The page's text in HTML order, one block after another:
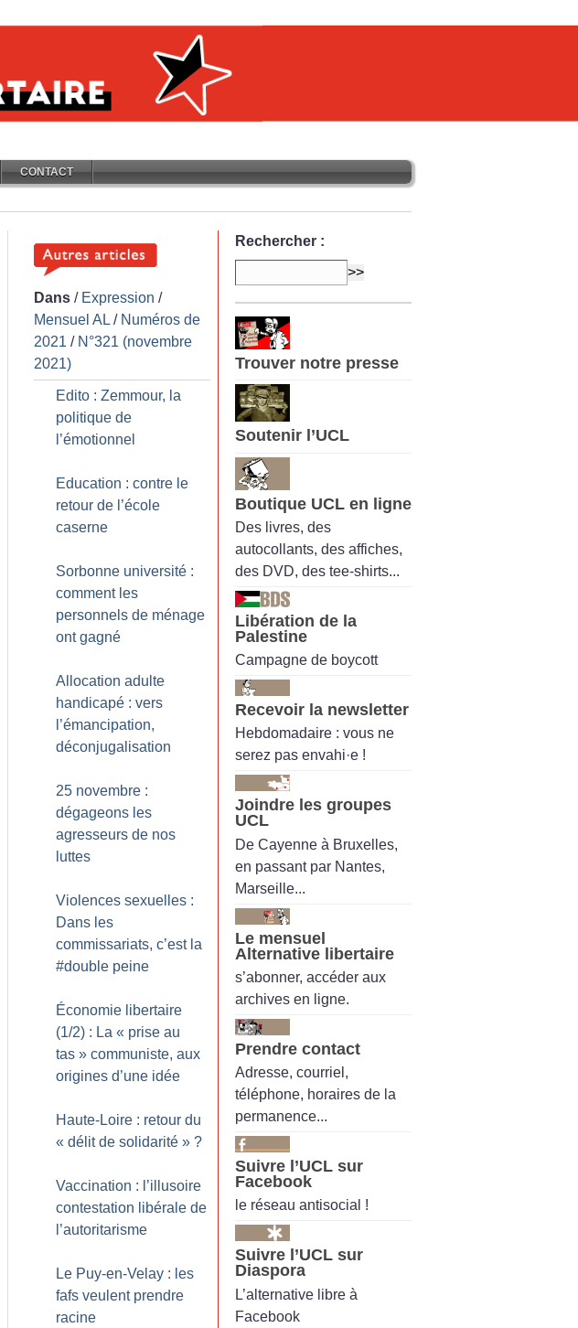
CONTACT
Dans / Expression /
Mensuel AL / Numéros de
2021 / N°321 (novembre
2021)
Edito : Zemmour, la
politique de
l’émotionnel
Education : contre le
retour de l’école
caserne
Sorbonne université :
comment les
personnels de ménage
ont gagné
Allocation adulte
handicapé : vers
l’émancipation,
déconjugalisation
25 novembre :
dégageons les
agresseurs de nos
luttes
Violences sexuelles :
Dans les
commissariats, c’est la
#double peine
Économie libertaire
(1/2) : La « prise au
tas » communiste, aux
origines d’une idée
Haute-Loire : retour du
« délit de solidarité » ?
Vaccination : l’illusoire
contestation libérale de
l’autoritarisme
Le Puy-en-Velay : les
fafs veulent prendre
racine
Rechercher :
Trouver notre presse
Soutenir l’UCL
Boutique UCL en ligne
Des livres, des
autocollants, des affiches,
des DVD, des tee-shirts...
Libération de la
Palestine
Campagne de boycott
Recevoir la newsletter
Hebdomadaire : vous ne
serez pas envahi·e !
Joindre les groupes
UCL
De Cayenne à Bruxelles,
en passant par Nantes,
Marseille...
Le mensuel
Alternative libertaire
s’abonner, accéder aux
archives en ligne.
Prendre contact
Adresse, courriel,
téléphone, horaires de la
permanence...
Suivre l’UCL sur
Facebook
le réseau antisocial !
Suivre l’UCL sur
Diaspora
L’alternative libre à
Facebook